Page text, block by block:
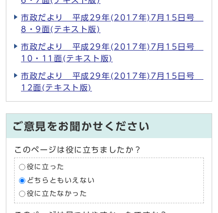
市政だより 平成29年(2017年)7月15日号
8・9面(テキスト版)
市政だより 平成29年(2017年)7月15日号
10・11面(テキスト版)
市政だより 平成29年(2017年)7月15日号
12面(テキスト版)
ご意見をお聞かせください
このページは役に立ちましたか？
役に立った
どちらともいえない
役に立たなかった